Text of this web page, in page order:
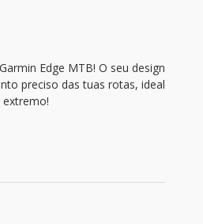
Edge MTB! O seu design
preciso das tuas rotas, ideal